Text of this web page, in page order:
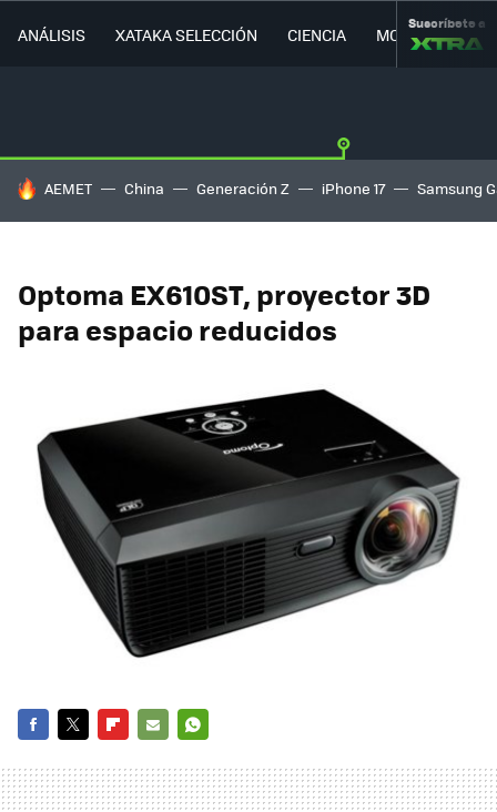
ANÁLISIS XATAKA SELECCIÓN CIENCIA MOVILIDAD
Suscríbete a
HOY SE HABLA DE
AEMET China Generación Z iPhone 17 Samsung
Optoma EX610ST, proyector 3D
para espacio reducidos
MAIL